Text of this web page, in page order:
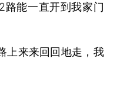
路能一直开到我家门
来来回回地走，我